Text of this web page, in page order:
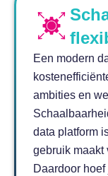
Een modern
ambities en
data platform
gebruik maakt
Daardoor